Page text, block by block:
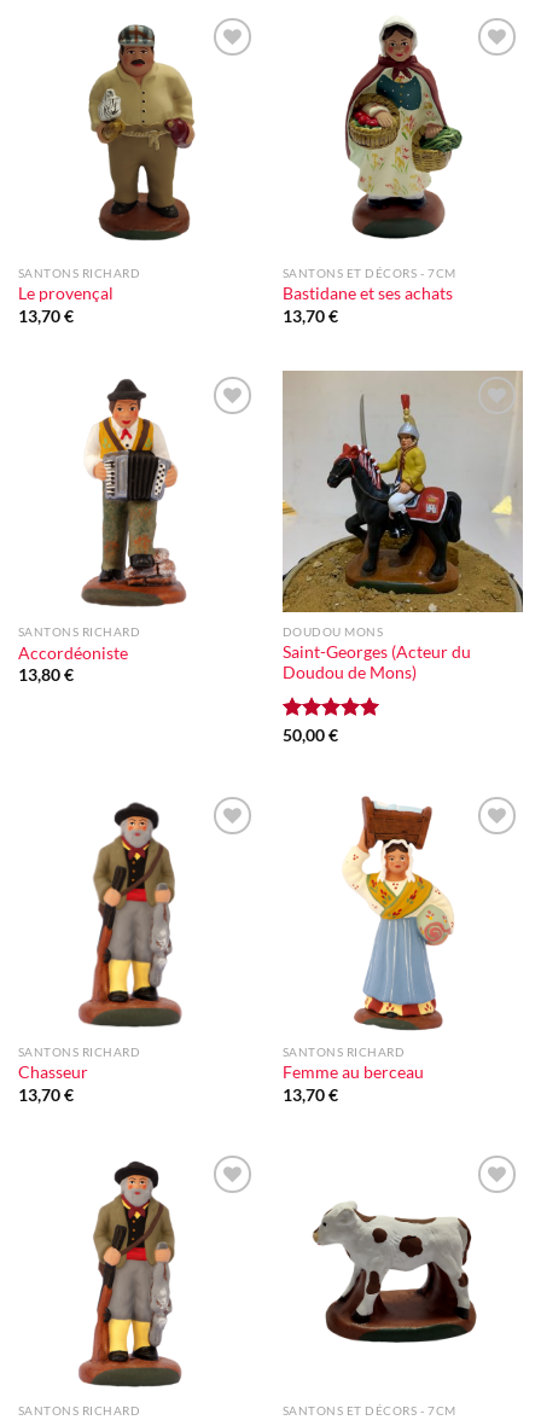
SANTONS RICHARD
Le provençal
13,70€
SANTONS ET DÉCORS - 7CM
Bastidane et ses achats
13,70€
SANTONS RICHARD
Accordéoniste
13,80€
DOUDOU MONS
Saint-Georges (Acteur du
Doudou de Mons)
Note5.00
50,00€
SANTONS RICHARD
Chasseur
13,70€
SANTONS RICHARD
Femme au berceau
13,70€
SANTONS RICHARD
à la liste
d'envie
SANTONS ET DÉCORS - 7CM